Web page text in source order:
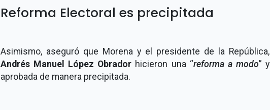
Reforma Electoral es precipitada
Asimismo, aseguró que Morena y el presidente de la República,
Andrés Manuel López Obrador hicieron una “reforma a modo” y
aprobada de manera precipitada.